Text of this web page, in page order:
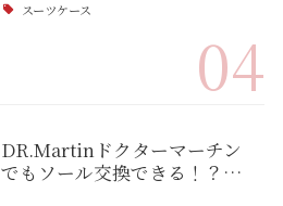
スーツケース
04
DR.Martinドクターマーチン
でもソール交換できる！？…